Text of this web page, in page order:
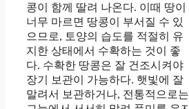
콩이 함께 딸려 나온다. 이때 땅이
너무 마르면 땅콩이 부서질 수 있
으므로, 토양의 습도를 적절히 유
지한 상태에서 수확하는 것이 좋
다. 수확한 땅콩은 잘 건조시켜야
장기 보관이 가능하다. 햇빛에 잘
말려서 보관하거나, 전통적으로는